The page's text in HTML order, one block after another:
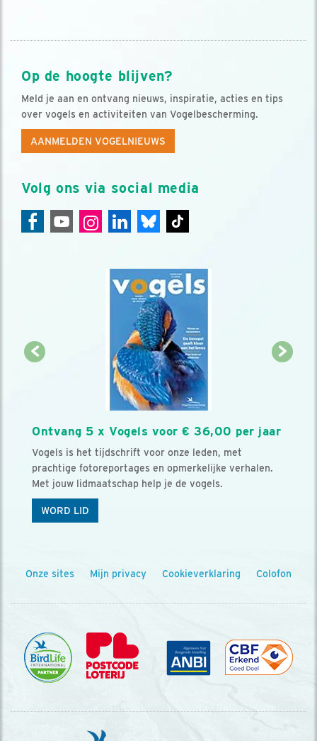
Op de hoogte blijven?
Meld je aan en ontvang nieuws, inspiratie, acties en tips
over vogels en activiteiten van Vogelbescherming.
AANMELDEN VOGELNIEUWS
Volg ons via social media
Ontvang 5 x Vogels voor € 36,00 per jaar
Vogels is het tijdschrift voor onze leden, met
prachtige fotoreportages en opmerkelijke verhalen.
Met jouw lidmaatschap help je de vogels.
WORD LID
Onze sites Mijn privacy Cookieverklaring Colofon